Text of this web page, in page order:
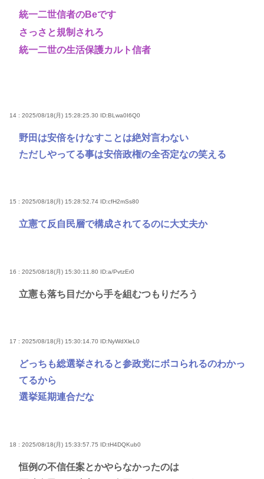
統一二世信者のBeです
さっさと規制されろ
統一二世の生活保護カルト信者
14 : 2025/08/18(月) 15:28:25.30 ID:BLwa0I6Q0
野田は安倍をけなすことは絶対言わない
ただしやってる事は安倍政権の全否定なの笑える
15 : 2025/08/18(月) 15:28:52.74 ID:cfH2mSs80
立憲て反自民層で構成されてるのに大丈夫か
16 : 2025/08/18(月) 15:30:11.80 ID:a/PvtzEr0
立憲も落ち目だから手を組むつもりだろう
17 : 2025/08/18(月) 15:30:14.70 ID:NyWdXleL0
どっちも総選挙されると参政党にボコられるのわかっ
てるから
選挙延期連合だな
18 : 2025/08/18(月) 15:33:57.75 ID:tH4DQKub0
恒例の不信任案とかやらなかったのは